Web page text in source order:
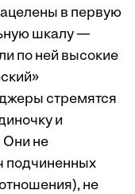
в первую
шкалу —
по ней высокие
стремятся
и
Они не
подчиненных
не